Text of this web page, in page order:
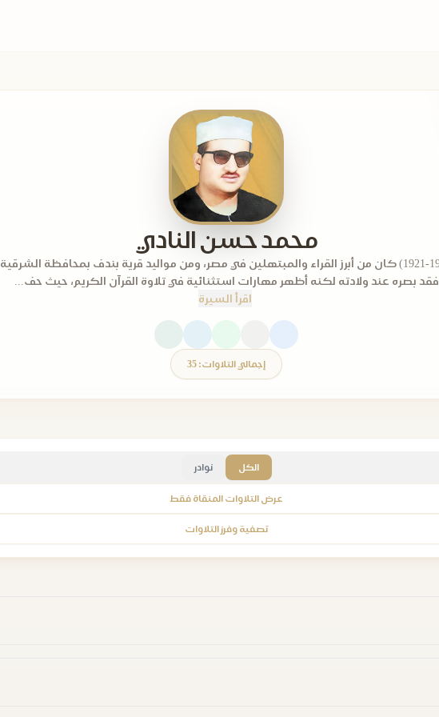
محمد حسن النادي
(1921-1961) كان من أبرز القراء والمبتهلين في مصر، ومن مواليد قرية بندف بمحافظة الشرقية.
فقد بصره عند ولادته لكنه أظهر مهارات استثنائية في تلاوة القرآن الكريم، حيث حف...
اقرأ السيرة
إجمالي التلاوات: 35
الكل نوادر
عرض التلاوات المنقاة فقط
تصفية وفرز التلاوات